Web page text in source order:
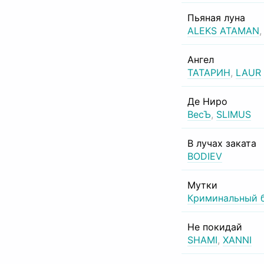
Пьяная луна
ALEKS ATAMAN,
Ангел
ТАТАРИН, LAUR
Де Ниро
ВесЪ, SLIMUS
В лучах заката
BODIEV
Мутки
Криминальный
Не покидай
SHAMI, XANNI